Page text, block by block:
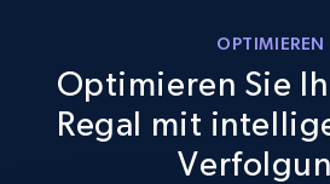
5.6K+ 874+
OPTIMIEREN
Optimieren Sie
Regal mit